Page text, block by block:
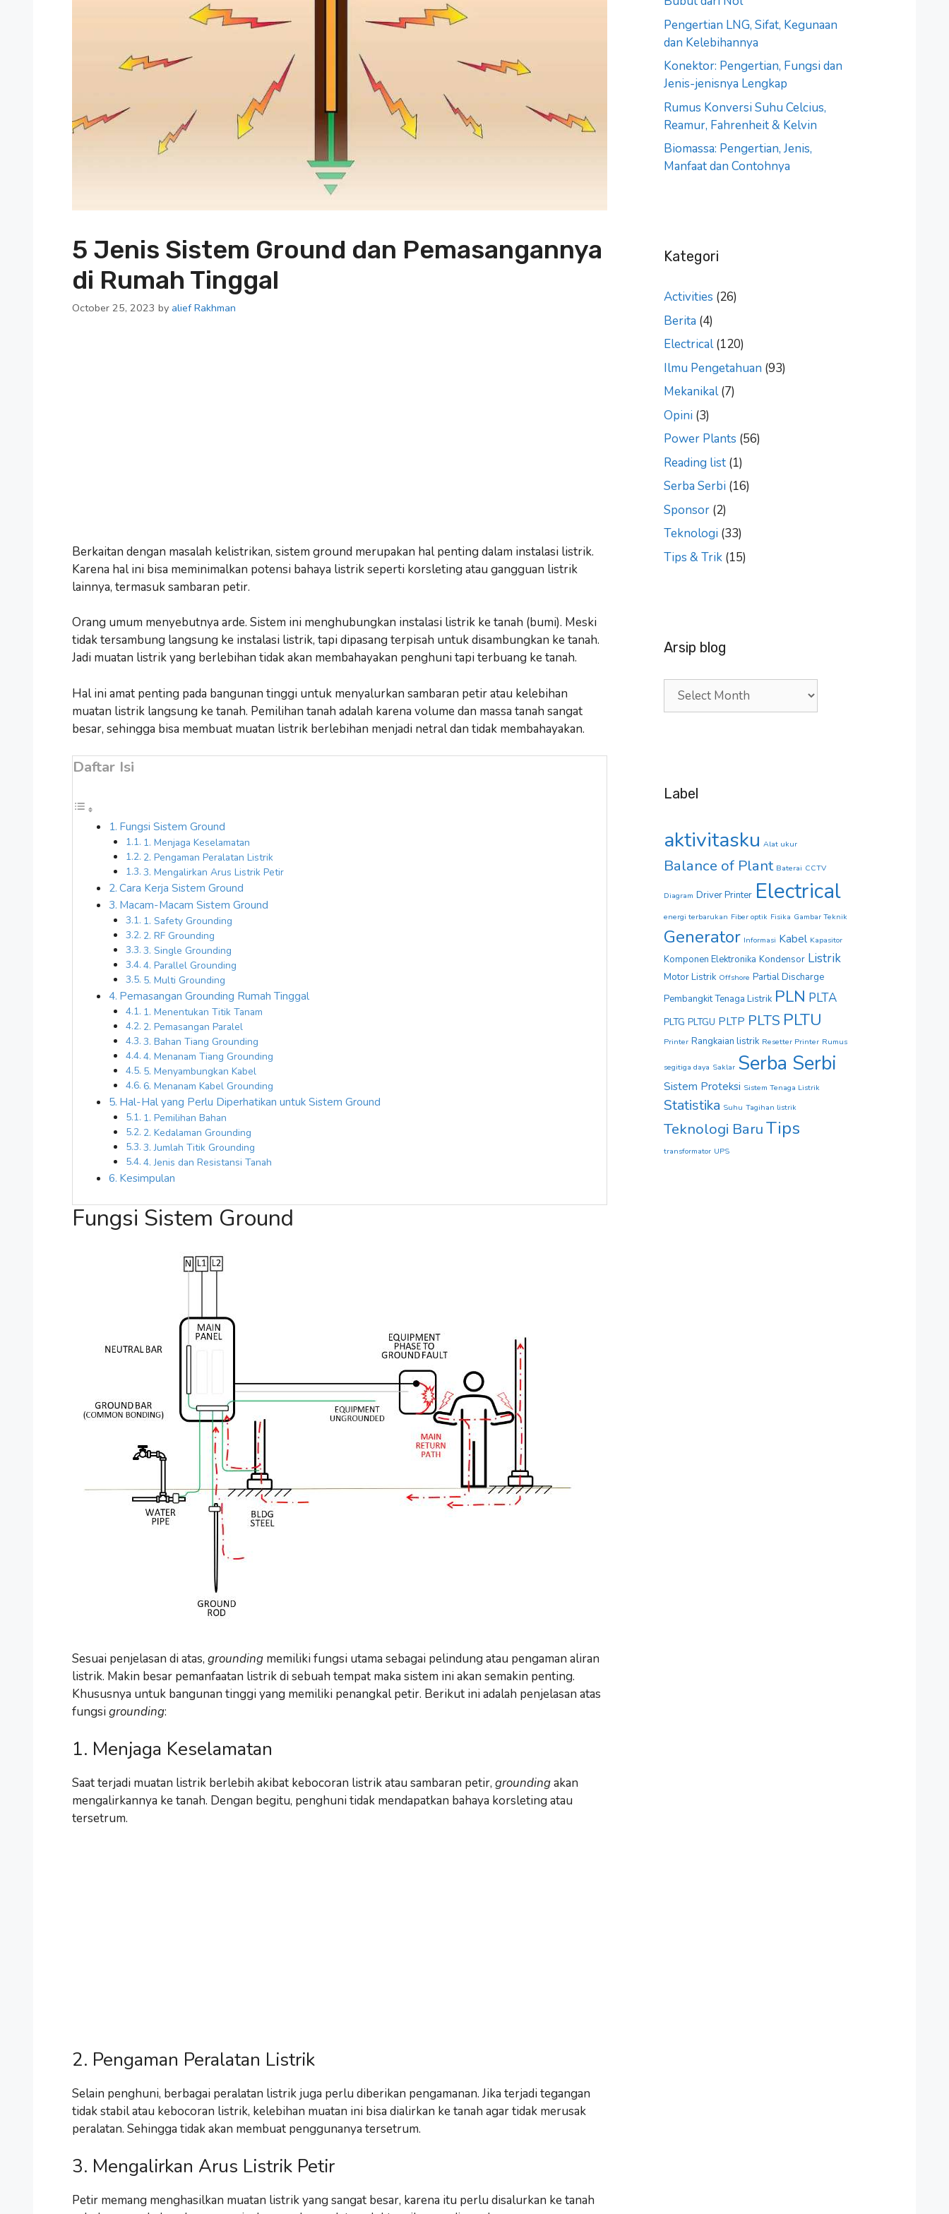
5 Jenis Sistem Ground dan Pemasangannya
di Rumah Tinggal
October 25, 2023 by alief Rakhman
Berkaitan dengan masalah kelistrikan, sistem ground merupakan hal penting dalam instalasi listrik.
Karena hal ini bisa meminimalkan potensi bahaya listrik seperti korsleting atau gangguan listrik
lainnya, termasuk sambaran petir.
Orang umum menyebutnya arde. Sistem ini menghubungkan instalasi listrik ke tanah (bumi). Meski
tidak tersambung langsung ke instalasi listrik, tapi dipasang terpisah untuk disambungkan ke tanah.
Jadi muatan listrik yang berlebihan tidak akan membahayakan penghuni tapi terbuang ke tanah.
Hal ini amat penting pada bangunan tinggi untuk menyalurkan sambaran petir atau kelebihan
muatan listrik langsung ke tanah. Pemilihan tanah adalah karena volume dan massa tanah sangat
besar, sehingga bisa membuat muatan listrik berlebihan menjadi netral dan tidak membahayakan.
Daftar Isi
Fungsi Sistem Ground
1. Menjaga Keselamatan
2. Pengaman Peralatan Listrik
3. Mengalirkan Arus Listrik Petir
Cara Kerja Sistem Ground
Macam-Macam Sistem Ground
1. Safety Grounding
2. RF Grounding
3. Single Grounding
4. Parallel Grounding
5. Multi Grounding
Pemasangan Grounding Rumah Tinggal
1. Menentukan Titik Tanam
2. Pemasangan Paralel
3. Bahan Tiang Grounding
4. Menanam Tiang Grounding
5. Menyambungkan Kabel
6. Menanam Kabel Grounding
Hal-Hal yang Perlu Diperhatikan untuk Sistem Ground
1. Pemilihan Bahan
2. Kedalaman Grounding
3. Jumlah Titik Grounding
4. Jenis dan Resistansi Tanah
Kesimpulan
Fungsi Sistem Ground
Sesuai penjelasan di atas, grounding memiliki fungsi utama sebagai pelindung atau pengaman aliran
listrik. Makin besar pemanfaatan listrik di sebuah tempat maka sistem ini akan semakin penting.
Khususnya untuk bangunan tinggi yang memiliki penangkal petir. Berikut ini adalah penjelasan atas
fungsigrounding:
1. Menjaga Keselamatan
Saat terjadi muatan listrik berlebih akibat kebocoran listrik atau sambaran petir, groundingakan
mengalirkannya ke tanah. Dengan begitu, penghuni tidak mendapatkan bahaya korsleting atau
tersetrum.
2. Pengaman Peralatan Listrik
Selain penghuni, berbagai peralatan listrik juga perlu diberikan pengamanan. Jika terjadi tegangan
tidak stabil atau kebocoran listrik, kelebihan muatan ini bisa dialirkan ke tanah agar tidak merusak
peralatan. Sehingga tidak akan membuat penggunanya tersetrum.
3. Mengalirkan Arus Listrik Petir
Petir memang menghasilkan muatan listrik yang sangat besar, karena itu perlu disalurkan ke tanah
Pengertian LNG, Sifat, Kegunaan
dan Kelebihannya
Konektor: Pengertian, Fungsi dan
Jenis-jenisnya Lengkap
Rumus Konversi Suhu Celcius,
Reamur, Fahrenheit & Kelvin
Biomassa: Pengertian, Jenis,
Manfaat dan Contohnya
Kategori
Activities (26)
Berita (4)
Electrical(120)
Ilmu Pengetahuan (93)
Mekanikal(7)
Opini (3)
Power Plants (56)
Reading list (1)
Serba Serbi (16)
Sponsor (2)
Teknologi (33)
Tips & Trik (15)
Arsip blog
Arsip
blog
Label
aktivitasku Alat ukur
Balance of Plant Baterai CCTV
Diagram Driver Printer Electrical
energi terbarukan Fiber optik Fisika Gambar Teknik
Generator Informasi Kabel Kapasitor
Komponen Elektronika Kondensor Listrik
Motor Listrik Offshore Partial Discharge
Pembangkit Tenaga Listrik PLN PLTA
PLTG PLTGU PLTP PLTS PLTU
Printer Rangkaian listrik Resetter Printer Rumus
segitiga daya Saklar Serba Serbi
Sistem Proteksi Sistem Tenaga Listrik
Statistika Suhu Tagihan listrik
Teknologi BaruTips
transformator UPS